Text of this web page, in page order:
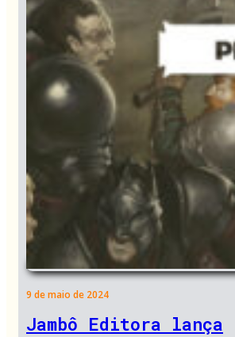
9 de maio de 2024
Jambô Editora lança